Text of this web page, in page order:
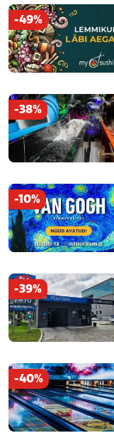
-49%
-38%
-10%
-39%
-40%